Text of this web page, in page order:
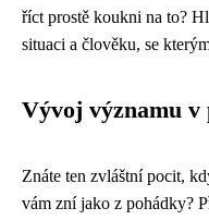
říct prostě koukni na to?
situaci a člověku, se
Vývoj významu v
Znáte ten zvláštní pocit,
vám zní jako z pohádky?